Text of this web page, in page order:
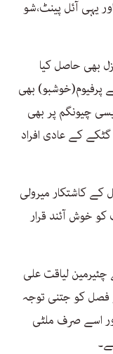
یہی آئل پینٹ،شو
بھی حاصل کیا
پرفیوم(خوشبو) بھی
چیونگم پر بھی
کے عادی افراد
کاشتکار میرولی
کو خوش آئند قرار
لیاقت علی
فصل کو جتنی توجہ
اسے صرف ملٹی